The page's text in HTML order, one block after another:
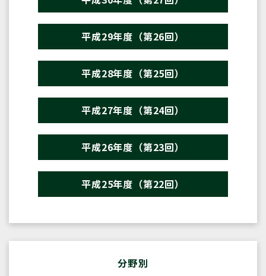
平成29年度（第26回）
平成28年度（第25回）
平成27年度（第24回）
平成26年度（第23回）
平成25年度（第22回）
分野別